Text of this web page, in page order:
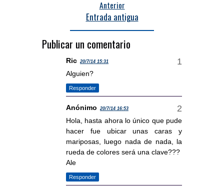
Anterior
Entrada antigua
Publicar un comentario
Ric 20/7/14 15:31
Alguien?
Responder
Anónimo 20/7/14 16:53
Hola, hasta ahora lo único que pude
hacer fue ubicar unas caras y
mariposas, luego nada de nada, la
rueda de colores será una clave???
Ale
Responder